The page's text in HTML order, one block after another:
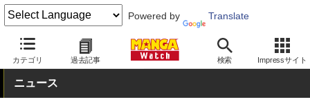
Powered by Translate
カテゴリ 過去記事 検索 Impressサイト
MANGA Watch Web/アプリ
ニュース